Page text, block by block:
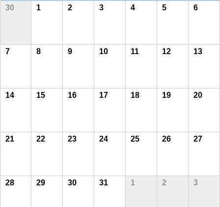
30 1 2 3 4 5 6
7 8 9 10 11 12 13
14 15 16 17 18 19 20
21 22 23 24 25 26 27
28 29 30 31 1 2 3